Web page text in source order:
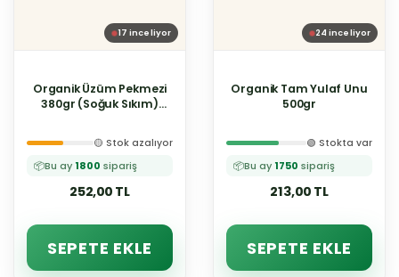
17 inceliyor
Organik Üzüm Pekmezi
380gr (Soğuk Sıkım)
📦Bu ay 1800 sipariş
252,00 TL
🟡 Stok azalıyor
SEPETE EKLE
24 inceliyor
Organik Tam Yulaf Unu
500gr
📦Bu ay 1750 sipariş
213,00 TL
🟢 Stokta var
SEPETE EKLE